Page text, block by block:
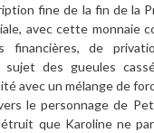
fine de la fin de la
avec cette monnaie
financières, de
sujet des gueules
avec un mélange de
le personnage de
que Karoline ne